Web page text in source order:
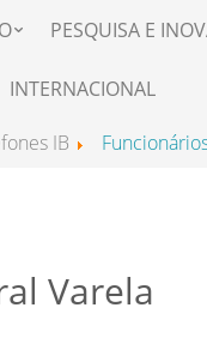
PESQUISA E
INTERNACIONAL
IB
Varela